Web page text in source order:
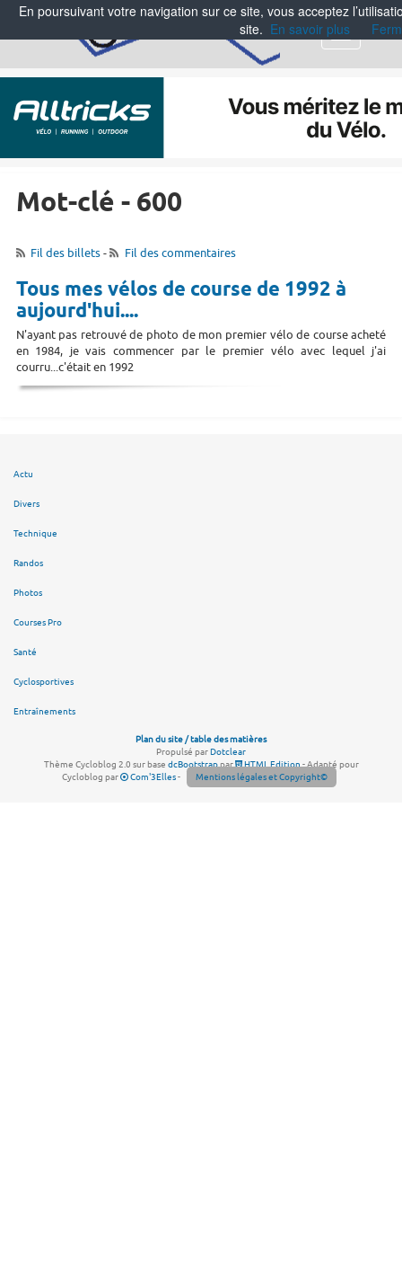
Menu
Mot-clé - 600
Fil des billets- Fil des commentaires
Tous mes vélos de course de 1992 à
aujourd'hui....
N'ayant pas retrouvé de photo de mon premier vélo de course acheté
en 1984, je vais commencer par le premier vélo avec lequel j'ai
courru...c'était en 1992
Actu
Divers
Technique
Randos
Photos
Courses Pro
Santé
Cyclosportives
Entraînements
Plan du site / table des matières
Propulsé parDotclear
Thème Cycloblog 2.0 sur base dcBootstrappar HTML Edition- Adapté pour
Cycloblog par
Com'3Elles- Mentions légales et Copyright©
En poursuivant votre navigation sur ce site, vous acceptez
site. En savoir plus